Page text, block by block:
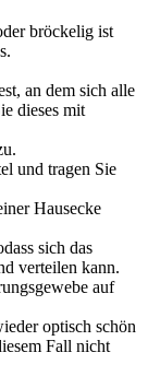
bröckelig ist
an dem sich alle
dieses mit
und tragen Sie
Hausecke
sich das
verteilen kann.
auf
optisch schön
Fall nicht